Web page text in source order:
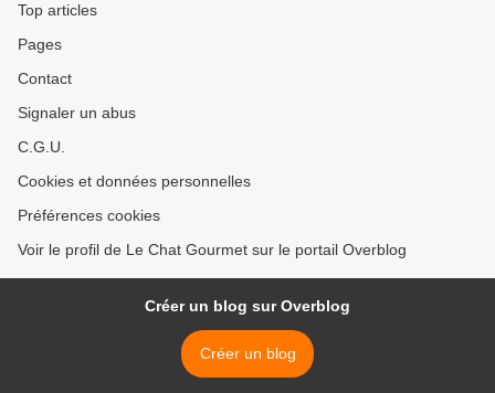
Top articles
Pages
Contact
Signaler un abus
C.G.U.
Cookies et données personnelles
Préférences cookies
Voir le profil de Le Chat Gourmet sur le portail Overblog
Créer un blog sur Overblog
Créer un blog